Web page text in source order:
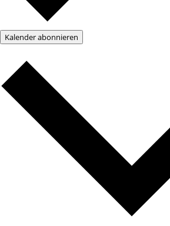
Kalender abonnieren